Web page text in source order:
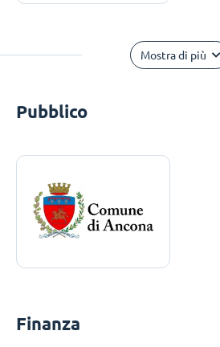
Mostra di più
Pubblico
Finanza